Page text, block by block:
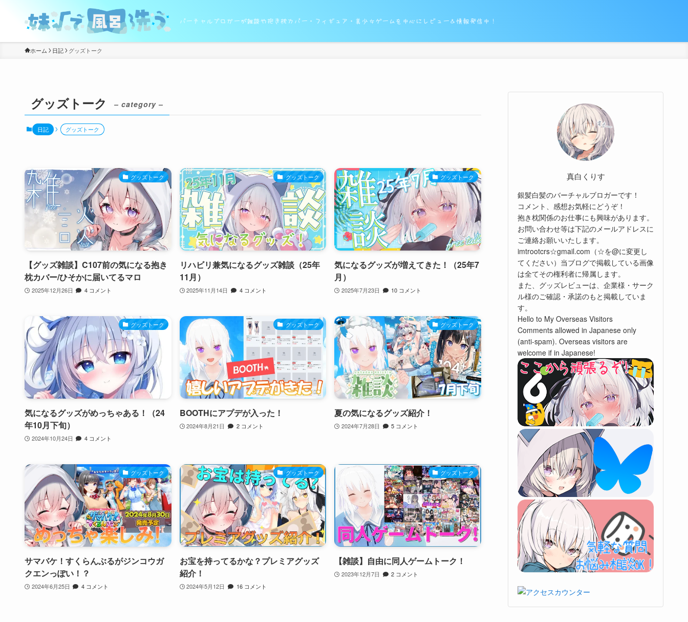
バーチャルブロガーが雑談や抱き枕カバー・フィギュア・美少女ゲームを中心にレビュー＆情報発信中！
ホーム 日記 グッズトーク
グッズトーク – category –
日記 グッズトーク
グッズトーク
【グッズ雑談】C107前の気になる抱き
枕カバー/ひそかに届いてるマロ
2025年12月26日 4 コメント
グッズトーク
リハビリ兼気になるグッズ雑談（25年
11月）
2025年11月14日 4 コメント
グッズトーク
気になるグッズが増えてきた！（25年7
月）
2025年7月23日 10 コメント
グッズトーク
気になるグッズがめっちゃある！（24
年10月下旬）
2024年10月24日 4 コメント
グッズトーク
BOOTHにアプデが入った！
2024年8月21日 2 コメント
グッズトーク
夏の気になるグッズ紹介！
2024年7月28日 5 コメント
グッズトーク
サマバケ！すくらんぶるがジンコウガ
クエンっぽい！？
2024年6月25日 4 コメント
グッズトーク
お宝を持ってるかな？プレミアグッズ
紹介！
2024年5月12日 16 コメント
グッズトーク
【雑談】自由に同人ゲームトーク！
2023年12月7日 2 コメント
真白くりす
銀髪白髪のバーチャルブロガーです！
コメント、感想お気軽にどうぞ！
抱き枕関係のお仕事にも興味があります。
お問い合わせ等は下記のメールアドレスに
ご連絡お願いいたします。
imtrootcrs☆gmail.com（☆を@に変更し
てください）当ブログで掲載している画像
は全てその権利者に帰属します。
また、グッズレビューは、企業様・サーク
ル様のご確認・承諾のもと掲載していま
す。
Hello to My Overseas Visitors
Comments allowed in Japanese only
(anti-spam). Overseas visitors are
welcome if in Japanese!